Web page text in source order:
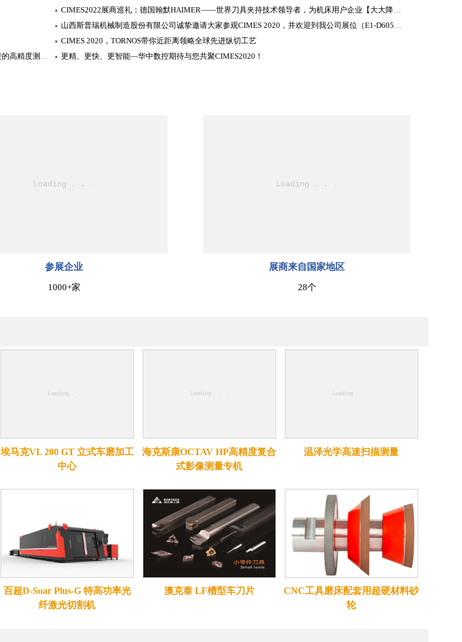
CIMES2022展商巡礼：德国翰默HAIMER——世界刀具夹持技术领导者，为机床用户企业【大大降低】使用和维修成本
山西斯普瑞机械制造股份有限公司诚挚邀请大家参观CIMES 2020，并欢迎到我公司展位（E1-D605）来面谈。
CIMES 2020，TORNOS带你近距离领略全球先进纵切工艺
东莞市亿辉光电科技有限公司诚邀各位新老朋友莅临CIMES 2020，近距离接触全球先进的高精度测量仪
更精、更快、更智能—华中数控期待与您共聚CIMES2020！
参展企业
1000+家
展商来自国家地区
28个
埃马克VL 200 GT 立式车磨加工
中心
海克斯康OCTAV HP高精度复合
式影像测量专机
温泽光学高速扫描测量
百超D-Soar Plus-G 特高功率光
纤激光切割机
澳克泰 LF槽型车刀片
CNC工具磨床配套用超硬材料砂
轮